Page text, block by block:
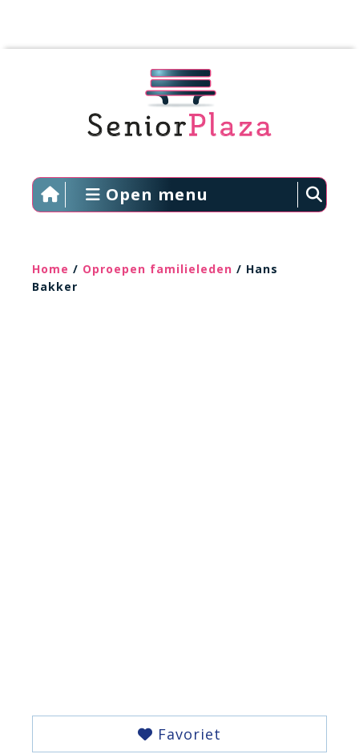
Open menu
Home / Oproepen familieleden / Hans
Bakker
Favoriet